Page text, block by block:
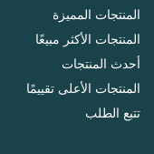
المنتجات المميزة
المنتجات الأكثر مبيعًا
أحدث المنتجات
المنتجات الأعلى تقييمًا
تتبع الطلب